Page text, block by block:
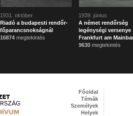
1931. október
Riadó a budapesti rendőr-
főparancsnokságnál
16874 megtekintés
1939. június
A német rendőrség
legénységi versenye
Frankfurt am
9630 megtekintés
Főoldal
Témák
Személyek
Helyek